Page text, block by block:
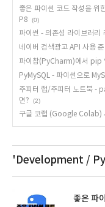
좋은 파이썬 코드 작성을 위
P8
(0)
파이썬 - 의존성 라이브러
네이버 검색광고 API 사용 준
파이참(PyCharm)에서 pip
PyMySQL - 파이썬으로
주피터 랩/주피터 노트북 -
면?
(2)
구글 코랩 (Google Colab)
'Development /
좋은 파